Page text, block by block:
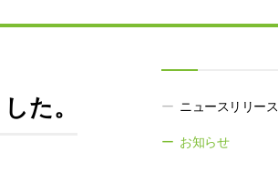
グループ会社一覧
室
お問い合わせ
（社会）
務情報ハイライト
イブ
アルムナイ採用サイト
た。 ニュースリリース
お知らせ